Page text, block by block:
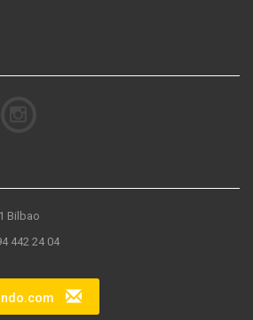
Bilbao
442 24 04